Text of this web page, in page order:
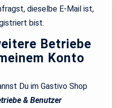
dieselbe E-Mail ist,
bist.
Betriebe
Konto
Du im Gastivo Shop
& Benutzer